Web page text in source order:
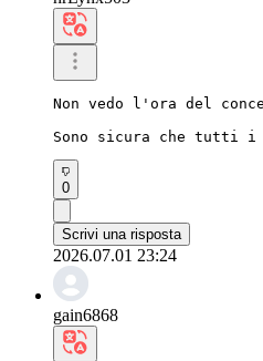
Non vedo l'ora del
Sono sicura che tutti i
0
Scrivi una risposta
2026.07.01 23:24
gain6868